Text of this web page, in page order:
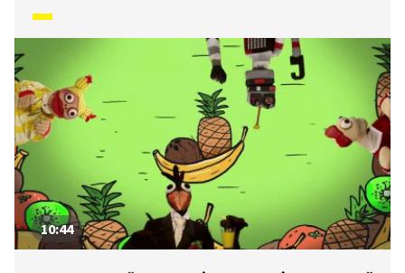
naši předkové žili na vsi skromné, ale veselé životy
v souladu s přírodou. Video inspirované lidovými zvyky
a písněmi navazuje na poetiku klasických Trnkových
filmů.
10:44